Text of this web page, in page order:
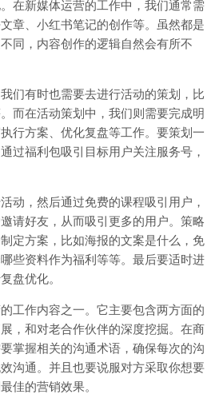
在新媒体运营的工作中，我们通常需
章、小红书笔记的创作等。虽然都是
同，内容创作的逻辑自然会有所不
们有时也需要去进行活动的策划，比
而在活动策划中，我们则需要完成明
行方案、优化复盘等工作。要策划一
过福利包吸引目标用户关注服务号，
动，然后通过免费的课程吸引用户，
请好友，从而吸引更多的用户。策略
定方案，比如海报的文案是什么，免
些资料作为福利等等。最后要适时进
盘优化。
工作内容之一。它主要包含两方面的
，和对老合作伙伴的深度挖掘。在商
掌握相关的沟通术语，确保每次的沟
沟通。并且也要说服对方采取你想要
佳的营销效果。